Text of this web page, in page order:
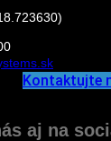
Kontaktujte
aj na